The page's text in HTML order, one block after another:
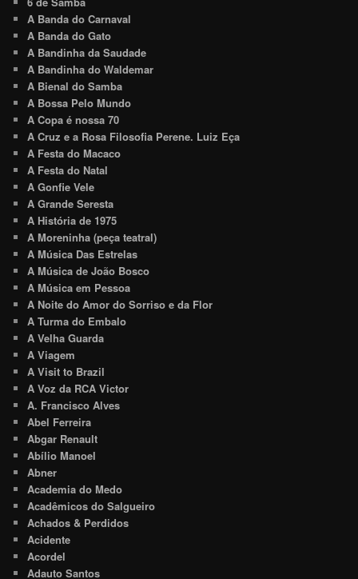
A Banda do Carnaval
A Banda do Gato
A Bandinha da Saudade
A Bandinha do Waldemar
A Bienal do Samba
A Bossa Pelo Mundo
A Copa é nossa 70
A Cruz e a Rosa Filosofia Perene. Luiz Eça
A Festa do Macaco
A Festa do Natal
A Gonfie Vele
A Grande Seresta
A História de 1975
A Moreninha (peça teatral)
A Música Das Estrelas
A Música de João Bosco
A Música em Pessoa
A Noite do Amor do Sorriso e da Flor
A Turma do Embalo
A Velha Guarda
A Viagem
A Visit to Brazil
A Voz da RCA Victor
A. Francisco Alves
Abel Ferreira
Abgar Renault
Abílio Manoel
Abner
Academia do Medo
Acadêmicos do Salgueiro
Achados & Perdidos
Acidente
Acordel
Adauto Santos